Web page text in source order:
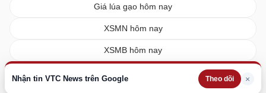
Nhận tin VTC News trên Google Theo dõi ×
Giá lúa gạo hôm nay
XSMN hôm nay
XSMB hôm nay